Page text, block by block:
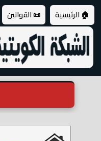
🏠 الرئيسية 📜 القوانين